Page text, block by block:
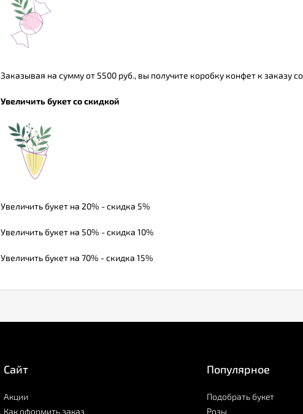
Заказывая на сумму от 5500 руб., вы получите коробку конфет к заказу
Увеличить букет со скидкой
Увеличить букет на 20% - скидка 5%
Увеличить букет на 50% - скидка 10%
Увеличить букет на 70% - скидка 15%
Сайт
Акции
Как оформить заказ
Популярное
Подобрать букет
Розы